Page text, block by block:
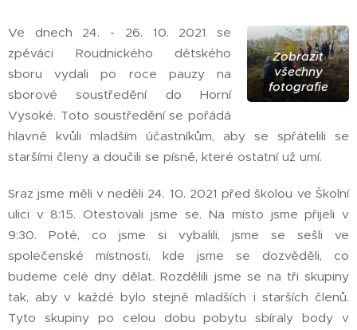
Zobrazit
všechny
fotografie
Ve dnech 24. - 26. 10. 2021 se
zpěváci Roudnického dětského
sboru vydali po roce pauzy na
sborové soustředění do Horní
Vysoké. Toto soustředění se pořádá
hlavně kvůli mladším účastníkům, aby se spřátelili se
staršími členy a doučili se písně, které ostatní už umí.
Sraz jsme měli v neděli 24. 10. 2021 před školou ve Školní
ulici v 8:15. Otestovali jsme se. Na místo jsme přijeli v
9:30. Poté, co jsme si vybalili, jsme se sešli ve
společenské místnosti, kde jsme se dozvěděli, co
budeme celé dny dělat. Rozdělili jsme se na tři skupiny
tak, aby v každé bylo stejně mladších i starších členů.
Tyto skupiny po celou dobu pobytu sbíraly body v